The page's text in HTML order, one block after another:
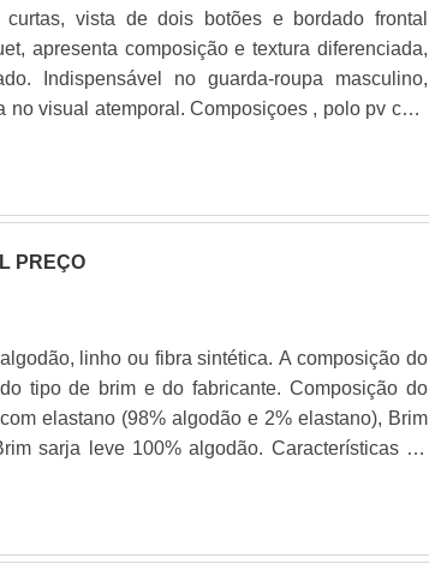
vista de dois botões e bordado frontal
apresenta composição e textura diferenciada,
Indispensável no guarda-roupa masculino,
Composiçoes , polo pv com
PREÇO
linho ou fibra sintética. A composição do
brim e do fabricante. Composição do
elastano (98% algodão e 2% elastano), Brim
100% algodão. Características do
lavar O brim profissional é indicado para
produtos a base de cloro